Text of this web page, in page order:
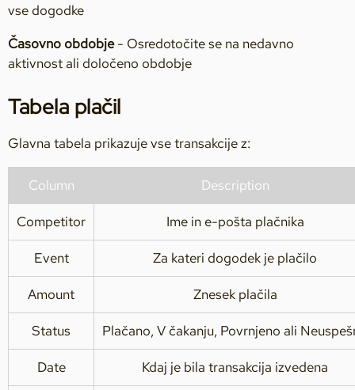
vse dogodke
Časovno obdobje- Osredotočite se na nedavno
aktivnost ali določeno obdobje
Tabela plačil
Glavna tabela prikazuje vse transakcije z:
Column Description
Competitor Ime in e-pošta plačnika
Event Za kateri dogodek je plačilo
Amount Znesek plačila
Status Plačano, V čakanju, Povrnjeno ali
Date Kdaj je bila transakcija izvedena